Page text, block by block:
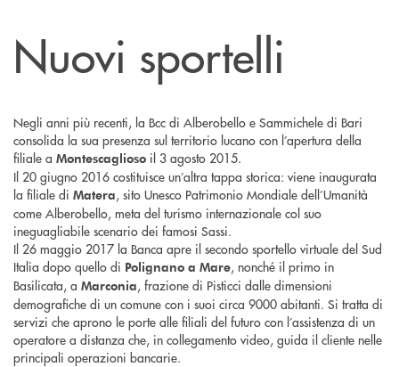
Nuovi sportelli
Negli anni più recenti, la Bcc di Alberobello e Sammichele di Bari
consolida la sua presenza sul territorio lucano con l’apertura della
filiale a Montescaglioso il 3 agosto 2015.
Il 20 giugno 2016 costituisce un’altra tappa storica: viene inaugurata
la filiale di Matera, sito Unesco Patrimonio Mondiale dell’Umanità
come Alberobello, meta del turismo internazionale col suo
ineguagliabile scenario dei famosi Sassi.
Il 26 maggio 2017 la Banca apre il secondo sportello virtuale del Sud
Italia dopo quello di Polignano a Mare, nonché il primo in
Basilicata, a Marconia, frazione di Pisticci dalle dimensioni
demografiche di un comune con i suoi circa 9000 abitanti. Si tratta di
servizi che aprono le porte alle filiali del futuro con l’assistenza di un
operatore a distanza che, in collegamento video, guida il cliente nelle
principali operazioni bancarie.